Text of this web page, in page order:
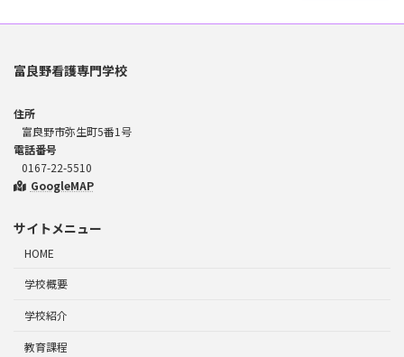
富良野看護専門学校
住所
富良野市弥生町5番1号
電話番号
0167-22-5510
GoogleMAP
サイトメニュー
HOME
学校概要
学校紹介
教育課程